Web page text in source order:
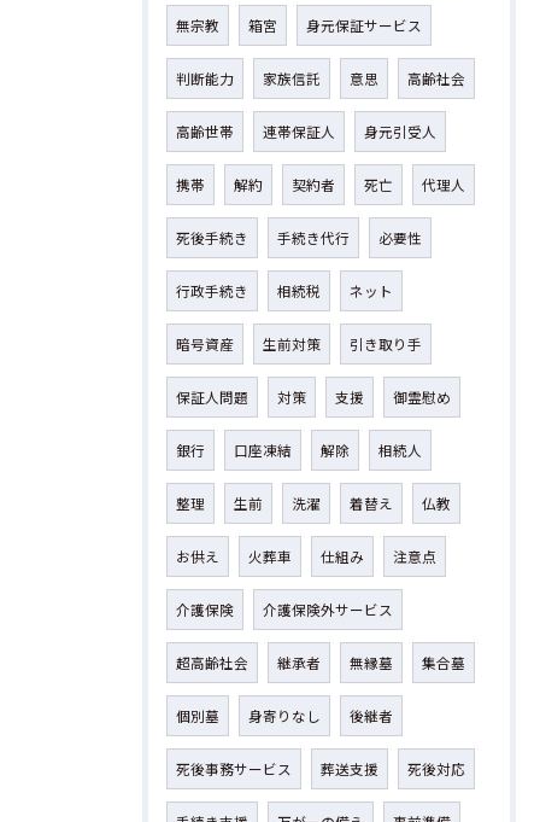
無宗教 箱宮 身元保証サービス
判断能力 家族信託 意思 高齢社会
高齢世帯 連帯保証人 身元引受人
携帯 解約 契約者 死亡 代理人
死後手続き 手続き代行 必要性
行政手続き 相続税 ネット
暗号資産 生前対策 引き取り手
保証人問題 対策 支援 御霊慰め
銀行 口座凍結 解除 相続人
整理 生前 洗濯 着替え 仏教
お供え 火葬車 仕組み 注意点
介護保険 介護保険外サービス
超高齢社会 継承者 無縁墓 集合墓
個別墓 身寄りなし 後継者
死後事務サービス 葬送支援 死後対応